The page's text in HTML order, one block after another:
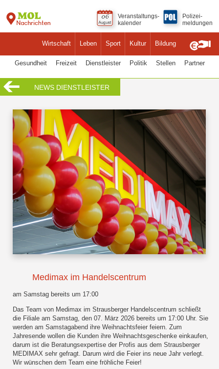
Wirtschaft Leben Sport Kultur Bildung
Veranstaltungs-
kalender
Polizei-
meldungen
Gesundheit Freizeit Dienstleister Politik Stellen Partner
NEWS DIENSTLEISTER
Medimax im Handelscentrum
am Samstag bereits um 17:00
Das Team von Medimax im Strausberger Handelscentrum schließt
die Filiale am Samstag, den 07. März 2026 bereits um 17:00 Uhr. Sie
werden am Samstagabend ihre Weihnachtsfeier feiern. Zum
Jahresende wollen die Kunden ihre Weihnachtsgeschenke einkaufen,
darum ist die Beratungsexpertise der Profis aus dem Strausberger
MEDIMAX sehr gefragt. Darum wird die Feier ins neue Jahr verlegt.
Wir wünschen dem Team eine fröhliche Feier!